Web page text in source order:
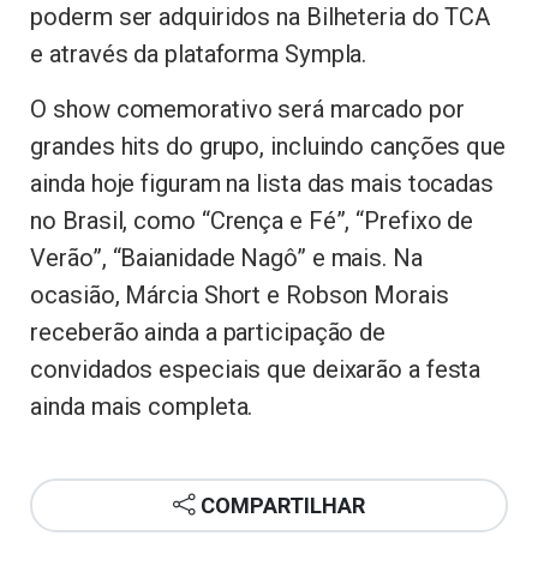
poderm ser adquiridos na Bilheteria do TCA
e através da plataforma Sympla.
O show comemorativo será marcado por
grandes hits do grupo, incluindo canções que
ainda hoje figuram na lista das mais tocadas
no Brasil, como “Crença e Fé”, “Prefixo de
Verão”, “Baianidade Nagô” e mais. Na
ocasião, Márcia Short e Robson Morais
receberão ainda a participação de
convidados especiais que deixarão a festa
ainda mais completa.
COMPARTILHAR